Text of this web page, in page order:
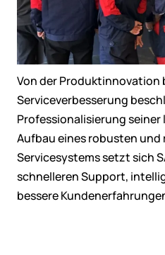
Von der Produktinnovation
Serviceverbesserung
Professionalisierung seiner
Aufbau eines robusten
Servicesystems setzt sich
schnelleren Support,
bessere